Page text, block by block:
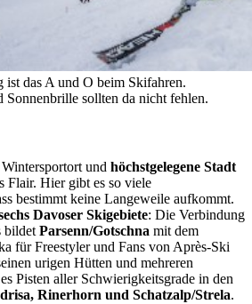
ist das A und O beim Skifahren.
Sonnenbrille sollten da nicht fehlen.
und höchstgelegene Stadt
Flair. Hier gibt es so viele
bestimmt keine Langeweile aufkommt.
Davoser Skigebiete: Die Verbindung
bildet Parsenn/Gotschna mit dem
für Freestyler und Fans von Après-Ski
urigen Hütten und mehreren
Pisten aller Schwierigkeitsgrade in den
Rinerhorn und Schatzalp/Strela.